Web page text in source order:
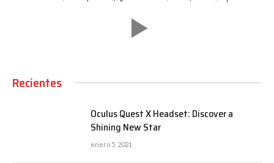
Recientes
Oculus Quest X Headset: Discover a
Shining New Star
enero 5, 2021